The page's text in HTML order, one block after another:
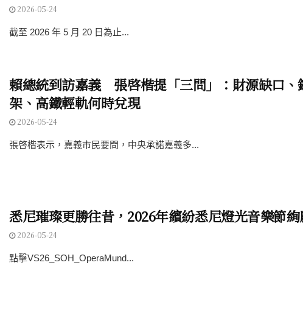
2026-05-24
截至 2026 年 5 月 20 日為止...
賴總統到訪嘉義 張啓楷提「三問」：財源缺口、
架、高鐵輕軌何時兌現
2026-05-24
張啓楷表示，嘉義市民要問，中央承諾嘉義多...
悉尼璀璨更勝往昔，2026年繽紛悉尼燈光音樂節
2026-05-24
點擊VS26_SOH_OperaMund...